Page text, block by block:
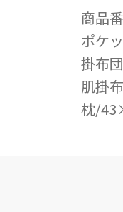
商品
ポケ
掛布
肌掛
枕/